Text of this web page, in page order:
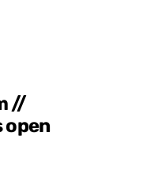
//
open